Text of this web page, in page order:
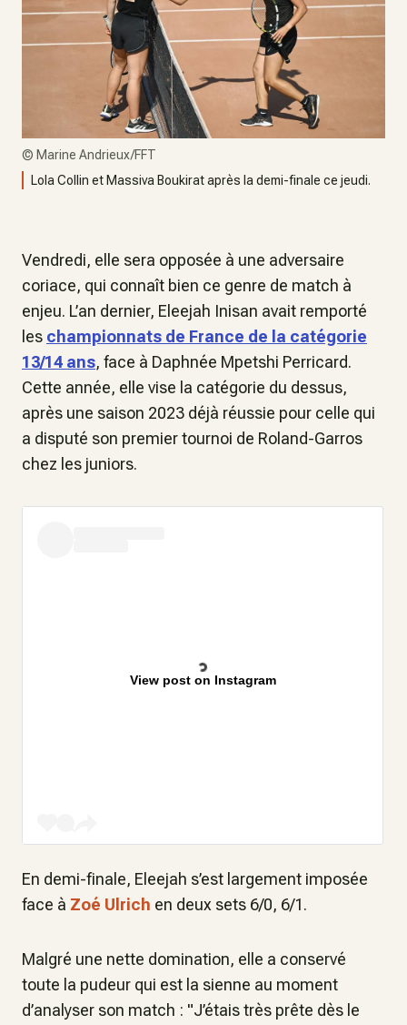
© Marine Andrieux/FFT
Lola Collin et Massiva Boukirat après la demi-finale ce jeudi.
Vendredi, elle sera opposée à une adversaire
coriace, qui connaît bien ce genre de match à
enjeu. L’an dernier, Eleejah Inisan avait remporté
les championnats de France de la catégorie
13/14 ans, face à Daphnée Mpetshi Perricard.
Cette année, elle vise la catégorie du dessus,
après une saison 2023 déjà réussie pour celle qui
a disputé son premier tournoi de Roland-Garros
chez les juniors.
View post on Instagram
En demi-finale, Eleejah s’est largement imposée
face à Zoé Ulrich en deux sets 6/0, 6/1.
Malgré une nette domination, elle a conservé
toute la pudeur qui est la sienne au moment
d’analyser son match : "J’étais très prête dès le